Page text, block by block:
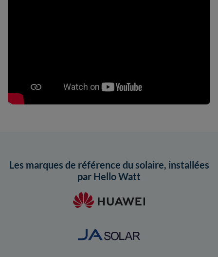
Les marques de référence du solaire, installées
par Hello Watt